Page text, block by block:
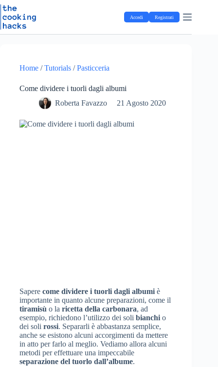
S
t
Salta
al
contenuto
Accedi Registrati
Home /Tutorials /Pasticceria
Come dividere i tuorli dagli albumi
Roberta Favazzo
21 Agosto 2020
Sapere come dividere i tuorli dagli albumi è
importante in quanto alcune preparazioni, come il
tiramisù o la ricetta della carbonara, ad
esempio, richiedono l’utilizzo dei soli bianchi o
dei soli rossi. Separarli è abbastanza semplice,
anche se esistono alcuni accorgimenti da mettere
in atto per farlo al meglio. Vediamo allora alcuni
metodi per effettuare una impeccabile
separazione del tuorlo dall’albume.